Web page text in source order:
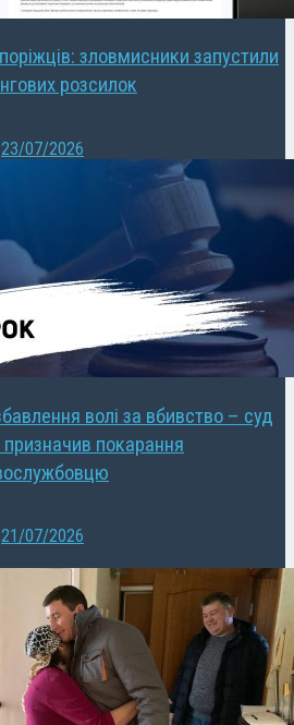
зловмисники запустили
розсилок
23/07/2026
волі за вбивство – суд
призначив покарання
21/07/2026